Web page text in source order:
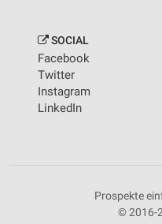
SOCIAL
Facebook
Twitter
Instagram
LinkedIn
Prospekte
© 2016-